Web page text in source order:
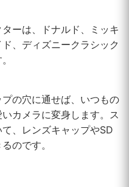
ーは、ドナルド、ミッキ
、ディズニークラシック
の穴に通せば、いつもの
カメラに変身します。ス
、レンズキャップやSD
のです。